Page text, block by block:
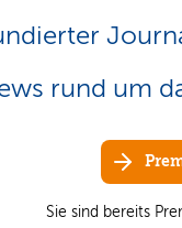
rund um
Sie sind bereits